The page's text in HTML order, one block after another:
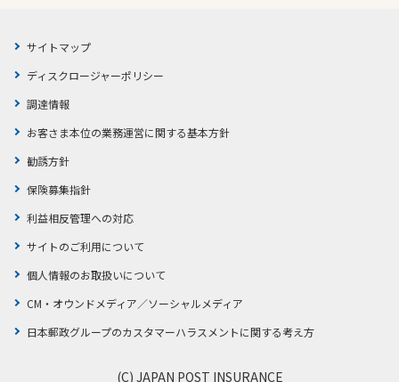
サイトマップ
ディスクロージャーポリシー
調達情報
お客さま本位の業務運営に関する基本方針
勧誘方針
保険募集指針
利益相反管理への対応
サイトのご利用について
個人情報のお取扱いについて
CM・オウンドメディア／ソーシャルメディア
日本郵政グループのカスタマーハラスメントに関する考え方
(C) JAPAN POST INSURANCE